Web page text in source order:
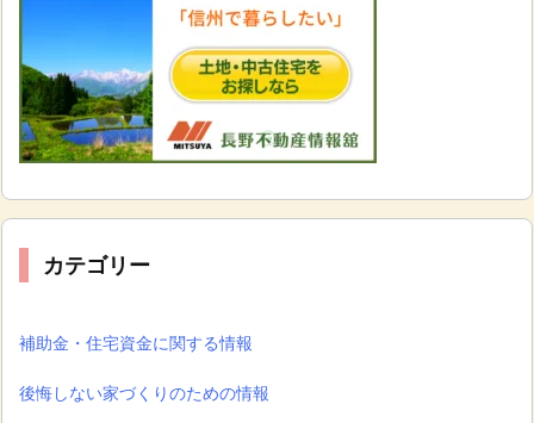
カテゴリー
補助金・住宅資金に関する情報
後悔しない家づくりのための情報